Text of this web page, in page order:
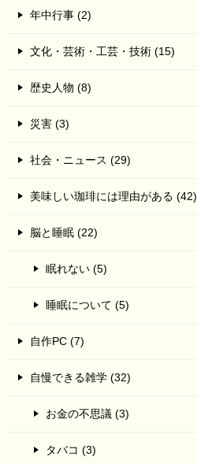
年中行事 (2)
文化・芸術・工芸・技術 (15)
歴史人物 (8)
災害 (3)
社会・ニュース (29)
美味しい珈琲には理由がある (42)
脳と睡眠 (22)
眠れない (5)
睡眠について (5)
自作PC (7)
自慢できる雑学 (32)
お金の不思議 (3)
タバコ (3)